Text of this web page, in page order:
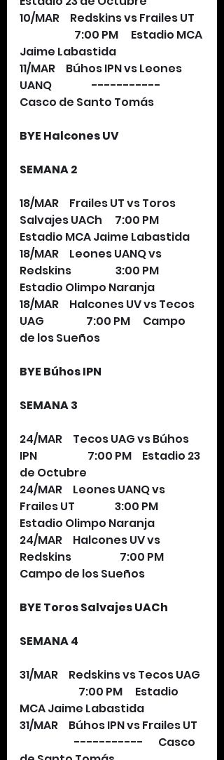
10/MAR     Redskins vs Frailes UT
                          7:00 PM      Estadio MCA
Jaime Labastida
11/MAR     Búhos IPN vs Leones
UANQ                   -----------
Casco de Santo Tomás
BYE Halcones UV
SEMANA 2
18/MAR     Frailes UT vs Toros
Salvajes UACh      7:00 PM
Estadio MCA Jaime Labastida
18/MAR     Leones UANQ vs
Redskins                     3:00 PM
Estadio Olimpo Naranja
18/MAR     Halcones UV vs Tecos
UAG                    7:00 PM      Campo
de los Sueños
BYE Búhos IPN
SEMANA 3
24/MAR     Tecos UAG vs Búhos
IPN                        7:00 PM     Estadio 23
de Octubre
24/MAR     Leones UANQ vs
Frailes UT                   3:00 PM
Estadio Olimpo Naranja
24/MAR     Halcones UV vs
Redskins                       7:00 PM
Campo de los Sueños
BYE Toros Salvajes UACh
SEMANA 4
31/MAR     Redskins vs Tecos UAG
                            7:00 PM      Estadio
MCA Jaime Labastida
31/MAR     Búhos IPN vs Frailes UT
                          -----------       Casco